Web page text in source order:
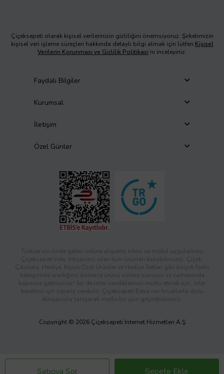
Satıcıya Sor Sepete Ekle
Çiçeksepeti olarak kişisel verilerinizin gizliliğini önemsiyoruz. Şirketimizin
kişisel veri işleme süreçleri hakkında detaylı bilgi almak için lütfen Kişisel
Verilerin Korunması ve Gizlilik Politikası’nı inceleyiniz.
Faydalı Bilgiler
Kurumsal
İletişim
Özel Günler
Türkiye’nin önde gelen online alışveriş sitesi ve mobil uygulaması
Çiçeksepeti’nde, ihtiyacınız olan tüm ürünleri bulabilirsiniz. Çiçek,
Çikolata, Hediye, Kişiye Özel Ürünler ve Hediye Setleri gibi birçok farklı
kategoride aradığınız binlerce ürünü sizlere sunuyor ve zamanında
kapınıza getiriyoruz! Siz de ister sevdiklerinizi mutlu etmek için, ister
kendiniz için sipariş verebilir; Çiçeksepeti Extra’nın fırsatlarla dolu
dünyasıyla tanışarak mutlu bir gün geçirebilirsiniz.
Copyright © 2026 Çiçeksepeti İnternet Hizmetleri A.Ş